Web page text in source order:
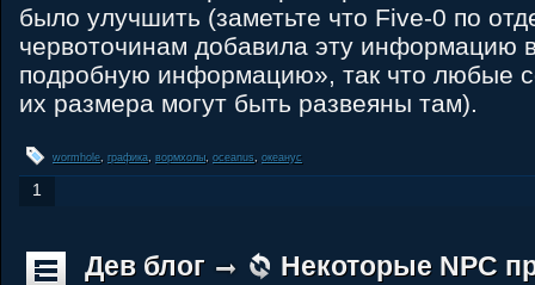
было улучшить (заметьте что Five-0 по
червоточинам добавила эту информацию
подробную информацию», так что любые
их размера могут быть развеяны там).
wormhole, графика вормхолы, oceanus океанус
1
Дев блог
Некоторые NPC